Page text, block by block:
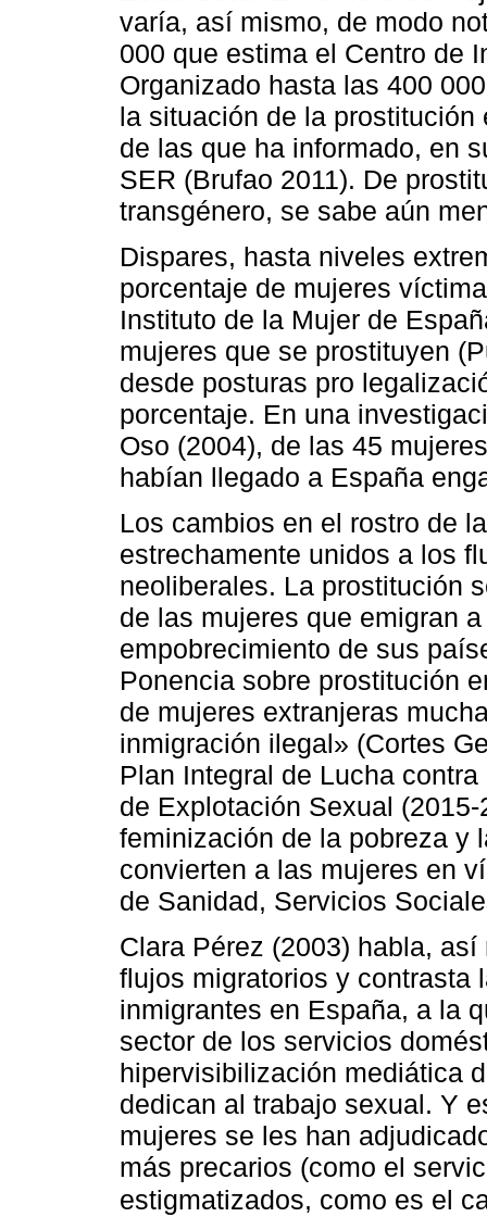
varía, así mismo, de modo
000 que estima el Centro de
Organizado hasta las 400
la situación de la
de las que ha informado, en
SER (Brufao 2011). De
transgénero, se sabe aún
Dispares, hasta niveles
porcentaje de mujeres
Instituto de la Mujer de
mujeres que se prostituyen
desde posturas pro
porcentaje. En una
Oso (2004), de las 45
habían llegado a España
Los cambios en el rostro de
estrechamente unidos a los
neoliberales. La prostitución
de las mujeres que emigran
empobrecimiento de sus
Ponencia sobre prostitución
de mujeres extranjeras
inmigración ilegal» (Cortes
Plan Integral de Lucha
de Explotación Sexual
feminización de la pobreza y
convierten a las mujeres en
de Sanidad, Servicios
Clara Pérez (2003) habla,
flujos migratorios y contrasta
inmigrantes en España, a la
sector de los servicios
hipervisibilización mediática
dedican al trabajo sexual. Y
mujeres se les han
más precarios (como el
estigmatizados, como es el